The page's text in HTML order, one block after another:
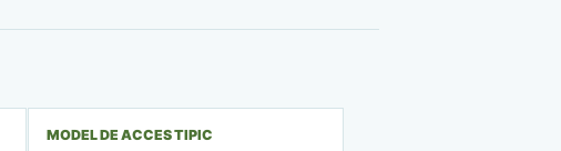
MODEL DE ACCES TIPIC